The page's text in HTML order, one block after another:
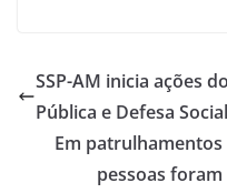
SSP-AM inicia ações
Pública e Defesa
Em
pessoas